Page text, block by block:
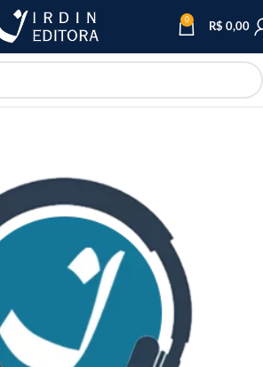
0
R$ 0,00